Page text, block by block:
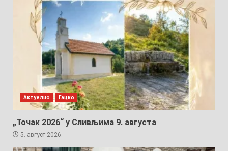
Актуелно Гацко
„Точак 2026“ у Сливљима 9. августа
5. август 2026.